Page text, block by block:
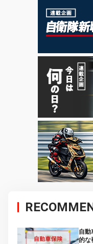
自動
的な